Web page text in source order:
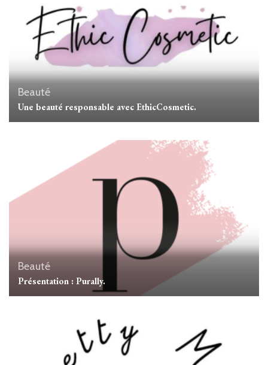
Beauté
Une beauté responsable avec EthicCosmetic.
Beauté
Présentation : Purally.